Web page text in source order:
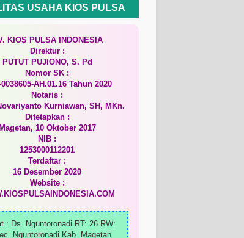
USAHA KIOS PULSA
KIOS PULSA INDONESIA
Direktur :
PUTUT PUJIONO, S. Pd
Nomor SK :
AH.01.16 Tahun 2020
Notaris :
Kurniawan, SH, MKn.
Ditetapkan :
Magetan, 10 Oktober 2017
NIB :
1253000112201
Terdaftar :
16 Desember 2020
Website :
: Ds. Nguntoronadi RT: 26 RW:
Nguntoronadi Kab. Magetan